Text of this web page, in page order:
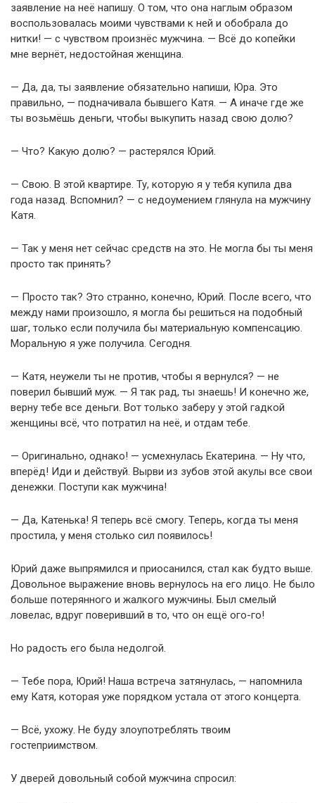
заявление на неё напишу. О том, что она наглым образом
воспользовалась моими чувствами к ней и обобрала до
нитки! — с чувством произнёс мужчина. — Всё до копейки
мне вернёт, недостойная женщина.
— Да, да, ты заявление обязательно напиши, Юра. Это
правильно, — подначивала бывшего Катя. — А иначе где же
ты возьмёшь деньги, чтобы выкупить назад свою долю?
— Что? Какую долю? — растерялся Юрий.
— Свою. В этой квартире. Ту, которую я у тебя купила два
года назад. Вспомнил? — с недоумением глянула на мужчину
Катя.
— Так у меня нет сейчас средств на это. Не могла бы ты меня
просто так принять?
— Просто так? Это странно, конечно, Юрий. После всего, что
между нами произошло, я могла бы решиться на подобный
шаг, только если получила бы материальную компенсацию.
Моральную я уже получила. Сегодня.
— Катя, неужели ты не против, чтобы я вернулся? — не
поверил бывший муж. — Я так рад, ты знаешь! И конечно же,
верну тебе все деньги. Вот только заберу у этой гадкой
женщины всё, что потратил на неё, и отдам тебе.
— Оригинально, однако! — усмехнулась Екатерина. — Ну что,
вперёд! Иди и действуй. Вырви из зубов этой акулы все свои
денежки. Поступи как мужчина!
— Да, Катенька! Я теперь всё смогу. Теперь, когда ты меня
простила, у меня столько сил появилось!
Юрий даже выпрямился и приосанился, стал как будто выше.
Довольное выражение вновь вернулось на его лицо. Не было
больше потерянного и жалкого мужчины. Был смелый
ловелас, вдруг поверивший в то, что он ещё ого-го!
Но радость его была недолгой.
— Тебе пора, Юрий! Наша встреча затянулась, — напомнила
ему Катя, которая уже порядком устала от этого концерта.
— Всё, ухожу. Не буду злоупотреблять твоим
гостеприимством.
У дверей довольный собой мужчина спросил: